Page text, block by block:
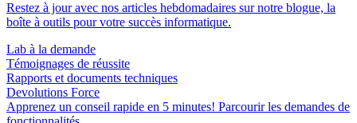
Restez à jour avec nos articles hebdomadaires sur notre blogue, la
boîte à outils pour votre succès informatique.
Lab à la demande
Témoignages de réussite
Rapports et documents techniques
Devolutions Force
Apprenez un conseil rapide en 5 minutes! Parcourir les demandes de